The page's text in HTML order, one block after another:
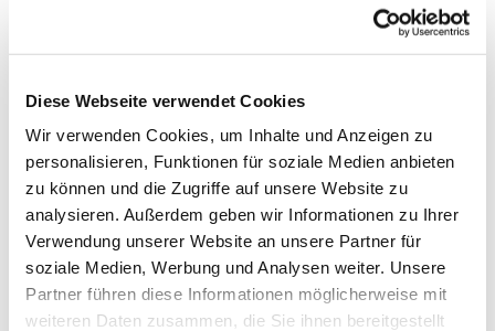
Diese Webseite verwendet Cookies
Wir verwenden Cookies, um Inhalte und Anzeigen zu
personalisieren, Funktionen für soziale Medien anbieten
zu können und die Zugriffe auf unsere Website zu
analysieren. Außerdem geben wir Informationen zu Ihrer
Verwendung unserer Website an unsere Partner für
soziale Medien, Werbung und Analysen weiter. Unsere
Partner führen diese Informationen möglicherweise mit
weiteren Daten zusammen, die Sie ihnen bereitgestellt